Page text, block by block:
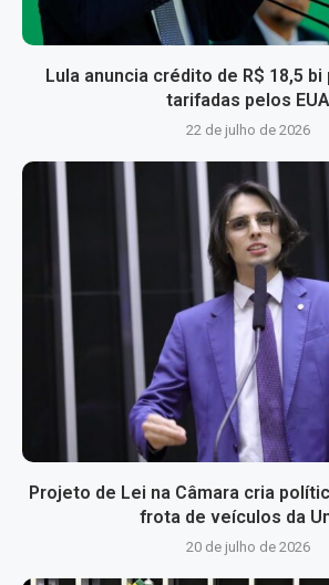
Lula anuncia crédito de R$ 18,5
tarifadas pelos EUA
22 de julho de 2026
Projeto de Lei na Câmara cria
frota de veículos da
20 de julho de 2026